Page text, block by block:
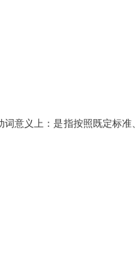
意义上：是指按照既定标准